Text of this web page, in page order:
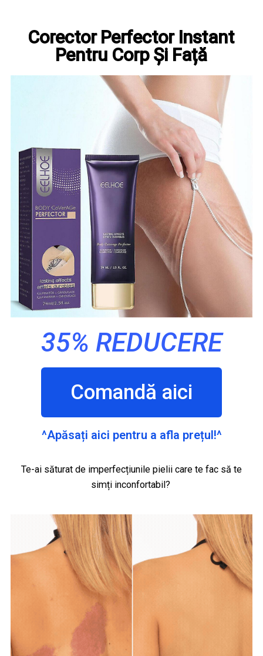
Corector Perfector Instant
Pentru Corp Și Față
35% REDUCERE
Comandă aici
^Apăsați aici pentru a afla prețul!^
Te-ai săturat de imperfecțiunile pielii care te fac să te
simți inconfortabil?